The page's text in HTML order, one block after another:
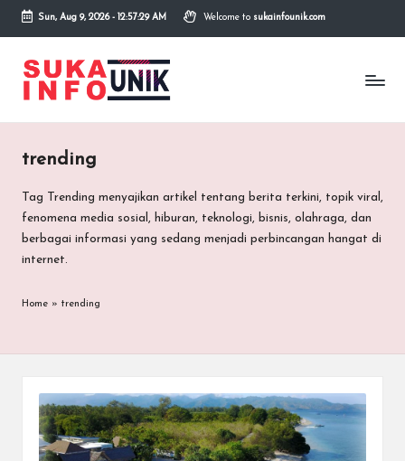
Skip
content
Sun, Aug 9, 2026- 12:57:30 AM Welcome tosukainfounik.com
S
u
a
I
n
f
o
n
Info
Unik,
trending
Tag Trending menyajikan artikel tentang berita terkini, topik viral,
fenomena media sosial, hiburan, teknologi, bisnis, olahraga, dan
berbagai informasi yang sedang menjadi perbincangan hangat di
internet.
Home » trending